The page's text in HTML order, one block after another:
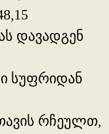
დავადგენ
სუფრიდან
რჩეულთ,